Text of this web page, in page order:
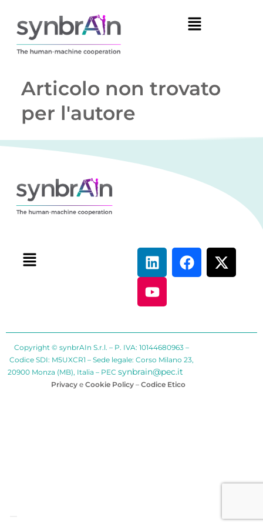
Articolo non trovato
per l'autore
Copyright © synbrAIn S.r.l. – P. IVA: 10144680963 –
Codice SDI: M5UXCR1 – Sede legale: Corso Milano 23,
20900 Monza (MB), Italia – PEC synbrain@pec.it
Privacy e Cookie Policy – Codice Etico